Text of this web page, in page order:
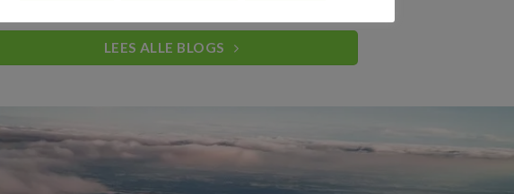
LEES ALLE BLOGS